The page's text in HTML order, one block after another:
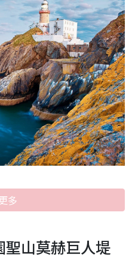
多
聖山莫赫巨人堤